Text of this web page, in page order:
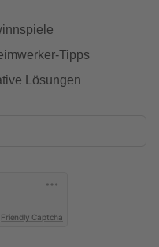
Tipps
Lösungen
Friendly Captcha